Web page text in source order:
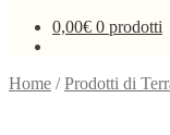
0,00€ 0 prodotti
Home /Prodotti di